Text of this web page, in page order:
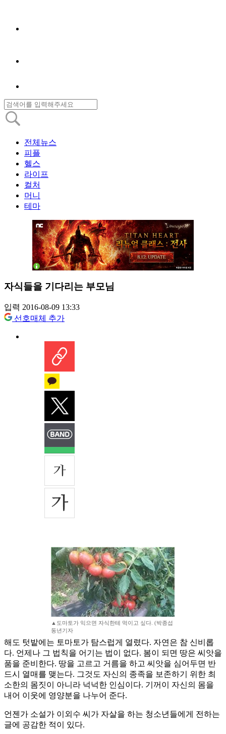
전체뉴스
피플
헬스
라이프
컬처
머니
테마
자식들을 기다리는 부모님
입력 2016-08-09 13:33
선호매체 추가
▲도마토가 익으면 자식한테 먹이고 싶다. (박종섭
동년기자
해도 텃밭에는 토마토가 탐스럽게 열렸다. 자연은 참 신비롭
다. 언제나 그 법칙을 어기는 법이 없다. 봄이 되면 땅은 씨앗을
품을 준비한다. 땅을 고르고 거름을 하고 씨앗을 심어두면 반
드시 열매를 맺는다. 그것도 자신의 종족을 보존하기 위한 최
소한의 몸짓이 아니라 넉넉한 인심이다. 기꺼이 자신의 몸을
내어 이웃에 영양분을 나누어 준다.
언젠가 소설가 이외수 씨가 자살을 하는 청소년들에게 전하는
글에 공감한 적이 있다.